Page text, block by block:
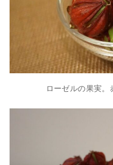
ローゼルの果実。